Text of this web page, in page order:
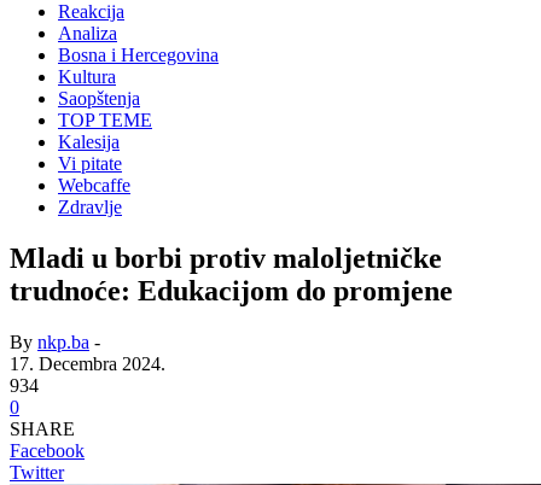
Reakcija
Analiza
Bosna i Hercegovina
Kultura
Saopštenja
TOP TEME
Kalesija
Vi pitate
Webcaffe
Zdravlje
Mladi u borbi protiv maloljetničke
trudnoće: Edukacijom do promjene
By nkp.ba -
17. Decembra 2024.
934
0
SHARE
Facebook
Twitter